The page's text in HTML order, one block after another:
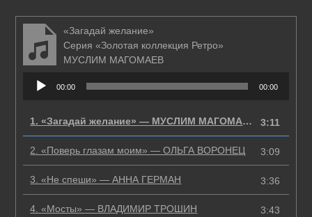
«Загадай желание»
Серия «Золотая коллекция Ретро»
МУСЛИМ МАГОМАЕВ
Аудиоплеер
00:00 00:00
1.«Загадай желание»— МУСЛИМ МАГОМАЕВ 3:11
2.«Поверь глазам моим»— ОЛЬГА ВОРОНЕЦ 3:09
3.«Не спеши»— АННА ГЕРМАН 3:36
4.«Мосты»— ВЛАДИМИР ТРОШИН 3:43